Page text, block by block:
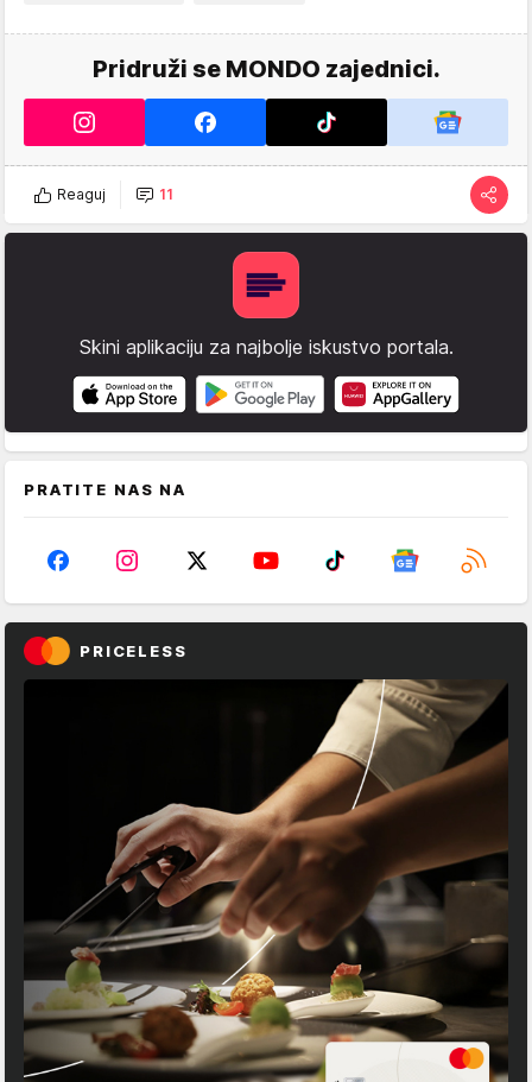
Pridruži se MONDO zajednici.
Reaguj 11
Skini aplikaciju za najbolje iskustvo portala.
PRATITE NAS NA
PRICELESS